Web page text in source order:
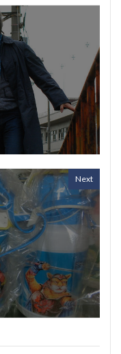
Next